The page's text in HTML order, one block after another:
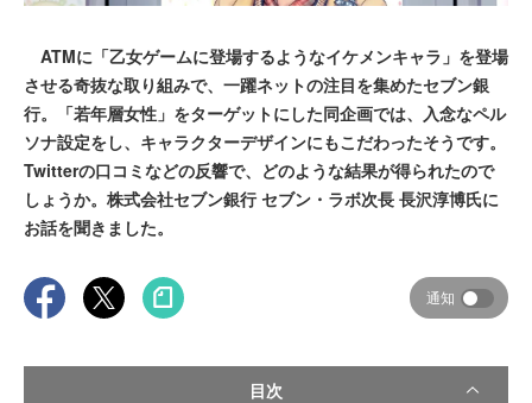
ATMに「乙女ゲームに登場するようなイケメンキャラ」を登場
させる奇抜な取り組みで、一躍ネットの注目を集めたセブン銀
行。「若年層女性」をターゲットにした同企画では、入念なペル
ソナ設定をし、キャラクターデザインにもこだわったそうです。
Twitterの口コミなどの反響で、どのような結果が得られたので
しょうか。株式会社セブン銀行 セブン・ラボ次長 長沢淳博氏に
お話を聞きました。
通知
目次